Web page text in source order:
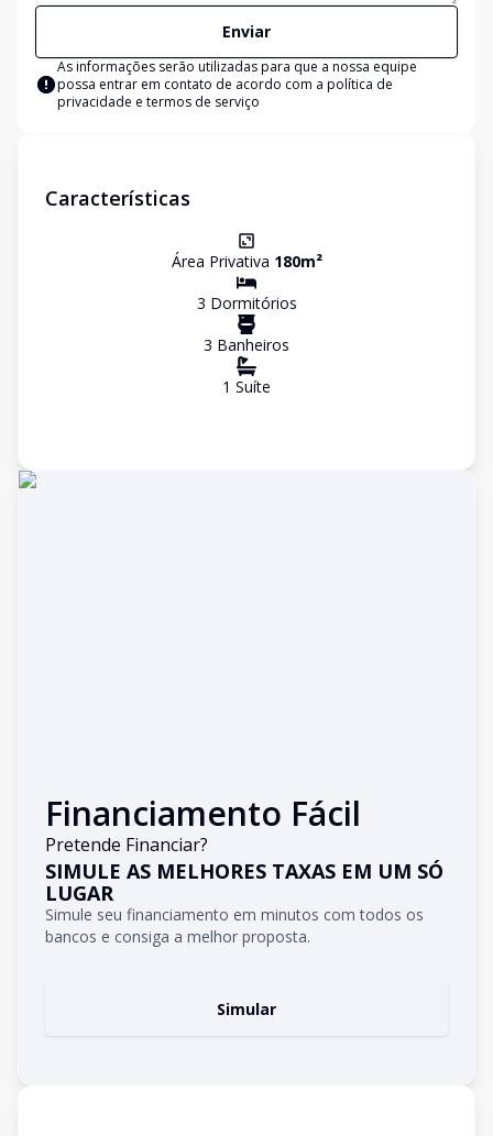
Enviar
As informações serão utilizadas para que a nossa equipe
possa entrar em contato de acordo com a política de
privacidade e termos de serviço
Características
Área Privativa 180m²
3 Dormitórios
3 Banheiros
1 Suíte
Financiamento Fácil
Pretende Financiar?
SIMULE AS MELHORES TAXAS EM UM SÓ
LUGAR
Simule seu financiamento em minutos com todos os
bancos e consiga a melhor proposta.
Simular